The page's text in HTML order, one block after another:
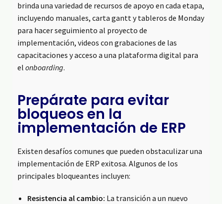
brinda una variedad de recursos de apoyo en cada etapa,
incluyendo manuales, carta gantt y tableros de Monday
para hacer seguimiento al proyecto de
implementación, videos con grabaciones de las
capacitaciones y acceso a una plataforma digital para
el onboarding.
Prepárate para evitar
bloqueos en la
implementación de ERP
Existen desafíos comunes que pueden obstaculizar una
implementación de ERP exitosa. Algunos de los
principales bloqueantes incluyen:
Resistencia al cambio: La transición a un nuevo